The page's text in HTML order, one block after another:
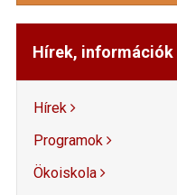
Hírek, információk
Hírek
Programok
Ökoiskola